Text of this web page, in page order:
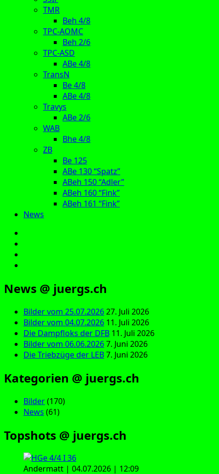
TMR
Beh 4/8
TPC-AOMC
Beh 2/6
TPC-ASD
ABe 4/8
TransN
Be 4/8
ABe 4/8
Travys
ABe 2/6
WAB
Bhe 4/8
ZB
Be 125
ABe 130 “Spatz”
ABeh 150 “Adler”
ABeh 160 “Fink”
ABeh 161 “Fink”
News
News @ juergs.ch
Bilder vom 25.07.202627. Juli 2026
Bilder vom 04.07.2026 11. Juli 2026
Die Dampfloks der DFB 11. Juli 2026
Bilder vom 06.06.20267. Juni 2026
Die Triebzüge der LEB7. Juni 2026
Kategorien @ juergs.ch
Bilder(170)
News (61)
Topshots @ juergs.ch
Andermatt | 04.07.2026 | 12:09